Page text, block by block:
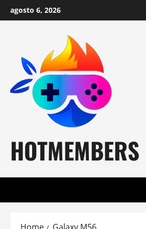
Skip
to
agosto 6, 2026
HOTMEMBERS